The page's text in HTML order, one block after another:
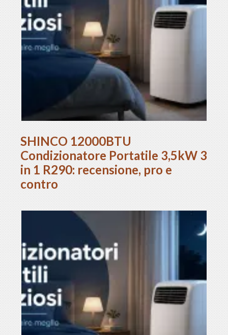
SHINCO 12000BTU
Condizionatore Portatile 3,5kW 3
in 1 R290: recensione, pro e
contro